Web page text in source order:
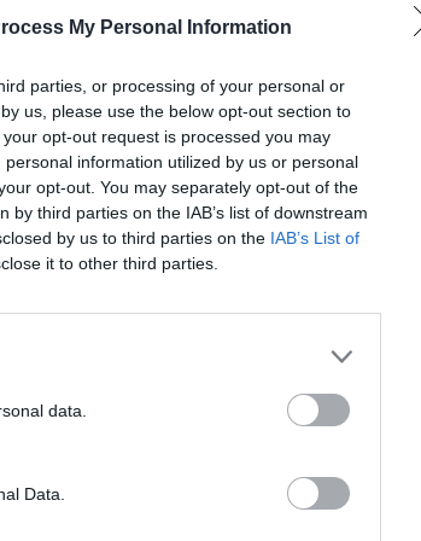
My Personal Information
parties, or processing of your personal or
us, please use the below opt-out section to
opt-out request is processed you may
information utilized by us or personal
opt-out. You may separately opt-out of the
third parties on the IAB’s list of downstream
by us to third parties on the IAB’s List of
it to other third parties.
data.
Data.
STÖD OSS
Stöd Para§rafs bevakning av rättssäkerheten
PRENUMERERA PÅ PARA§RAFS NYHETSBREV
Andreas
Börje R P Carlsson